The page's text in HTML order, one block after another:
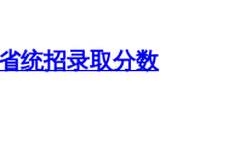
统招录取分数